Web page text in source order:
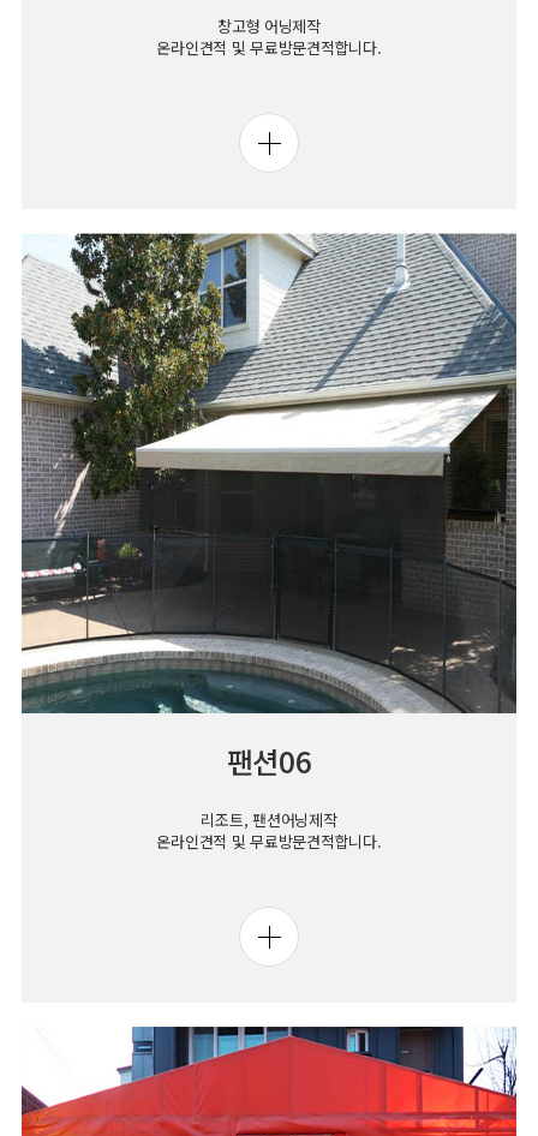
창고형 어닝제작
온라인견적 및 무료방문견적합니다.
팬션06
리조트, 팬션어닝제작
온라인견적 및 무료방문견적합니다.